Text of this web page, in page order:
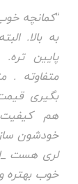
به بالا.
پایین
متفاوته .
بگیری
هم کیفیت
خودشون
لری هست
خوب بهتره